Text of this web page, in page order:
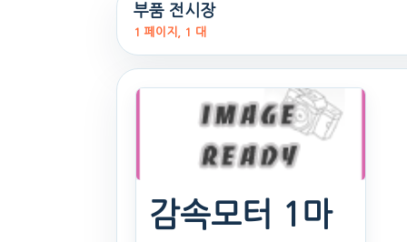
26식((0시간)시
. 168일 전
(963)
문의
부품 전시장
1 페이지, 1 대
감속모터 1마